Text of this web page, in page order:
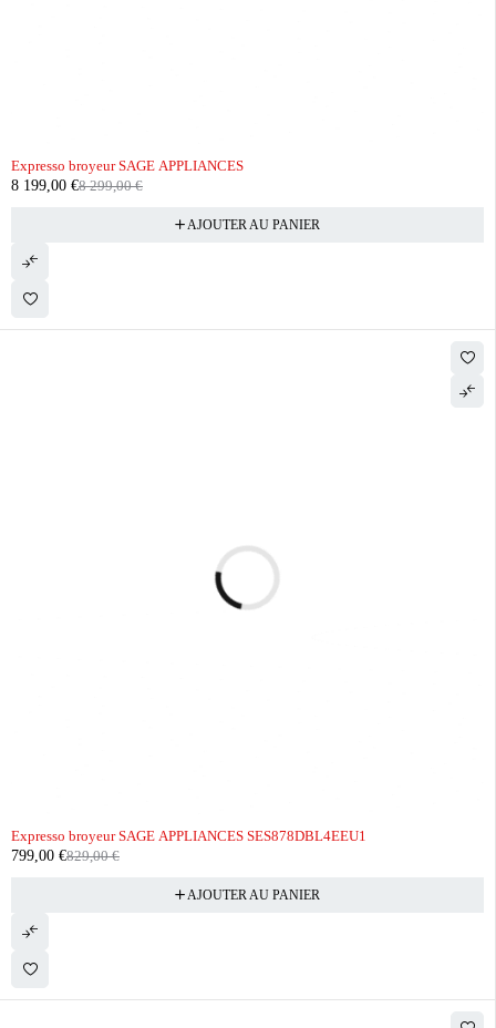
Expresso broyeur SAGE APPLIANCES
8 299,00€
8 199,00 €
AJOUTER AU PANIER
Expresso broyeur SAGE APPLIANCES SES878DBL4EEU1
829,00€
799,00 €
AJOUTER AU PANIER